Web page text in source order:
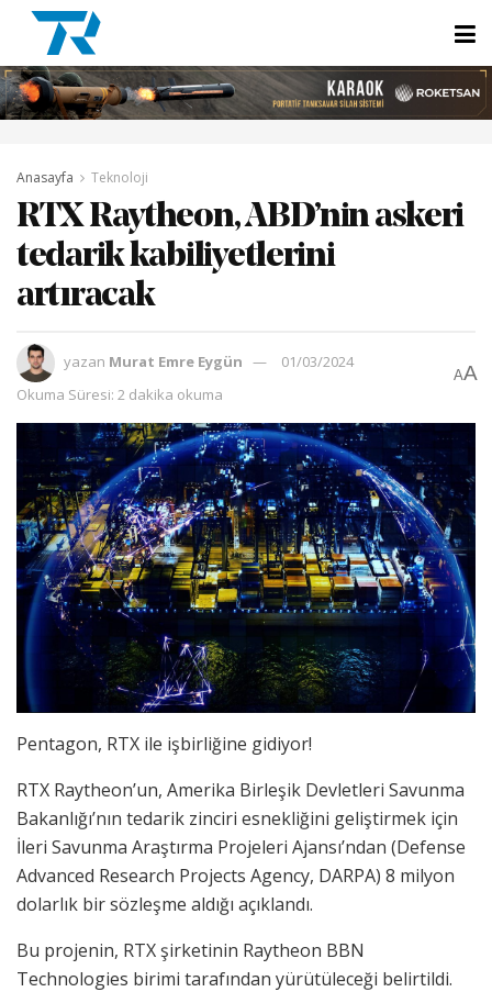
Anasayfa Teknoloji
RTX Raytheon, ABD’nin askeri
tedarik kabiliyetlerini
artıracak
yazan Murat Emre Eygün
01/03/2024
Okuma Süresi: 2 dakika okuma
AA
Pentagon, RTX ile işbirliğine gidiyor!
RTX Raytheon’un, Amerika Birleşik Devletleri Savunma
Bakanlığı’nın tedarik zinciri esnekliğini geliştirmek için
İleri Savunma Araştırma Projeleri Ajansı’ndan (Defense
Advanced Research Projects Agency, DARPA) 8 milyon
dolarlık bir sözleşme aldığı açıklandı.
Bu projenin, RTX şirketinin Raytheon BBN
Technologies birimi tarafından yürütüleceği belirtildi.